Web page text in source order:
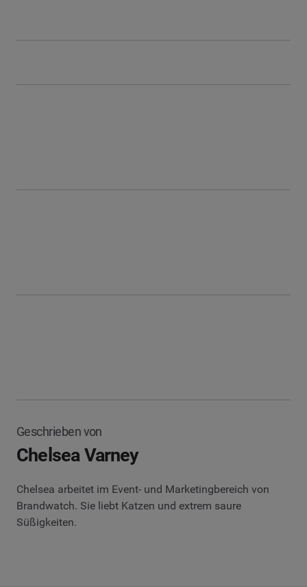
Geschrieben von
Chelsea Varney
Chelsea arbeitet im Event- und Marketingbereich von
Brandwatch. Sie liebt Katzen und extrem saure
Süßigkeiten.